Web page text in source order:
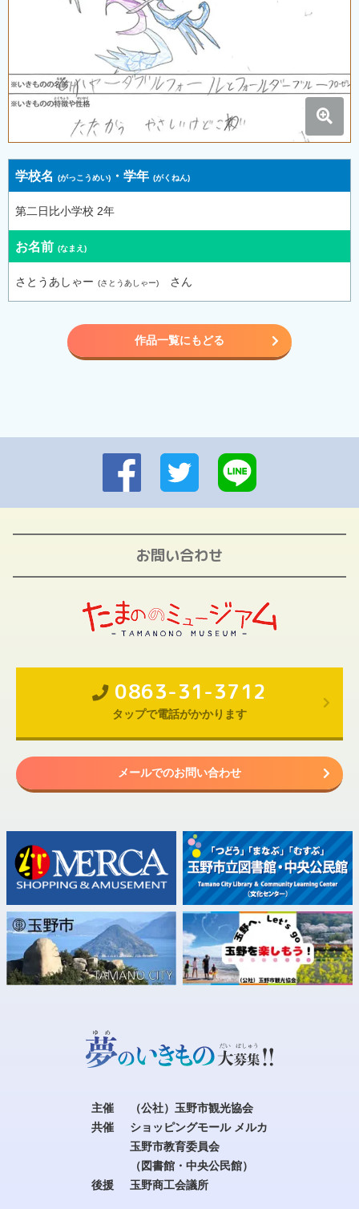
学校名 ・学年
第二日比小学校 2年
お名前
さとうあしゃー さん
作品一覧にもどる
お問い合わせ
0863-31-3712
タップで電話がかかります
メールでのお問い合わせ
主催
（公社）玉野市観光協会
共催
ショッピングモール メルカ
玉野市教育委員会
（図書館・中央公民館）
後援
玉野商工会議所